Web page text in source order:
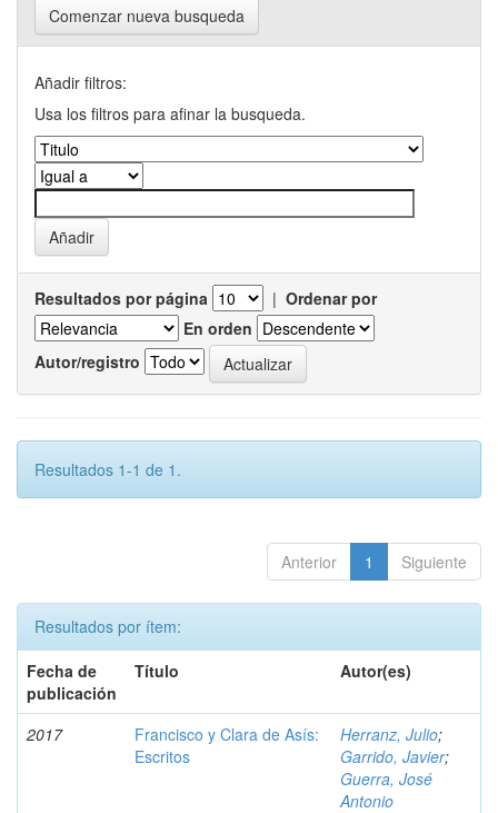
Comenzar nueva busqueda
Añadir filtros:
Usa los filtros para afinar la busqueda.
Resultados por página | Ordenar por
En orden
Autor/registro
Resultados 1-1 de 1.
Anterior 1 Siguiente
Resultados por ítem:
Fecha de
publicación
Título Autor(es)
2017
Francisco y Clara de Asís:
Escritos
Herranz, Julio;
Garrido, Javier;
Guerra, José
Antonio